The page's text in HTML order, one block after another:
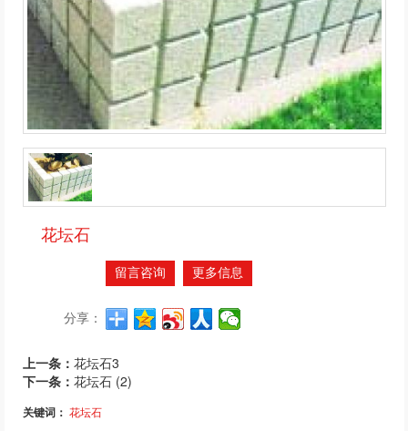
花坛石
留言咨询 更多信息
分享：
上一条： 花坛石3
下一条： 花坛石 (2)
关键词： 花坛石